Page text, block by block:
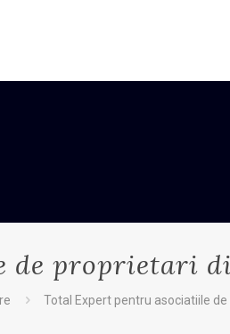
proprietari
Total Expert pentru asociatiile